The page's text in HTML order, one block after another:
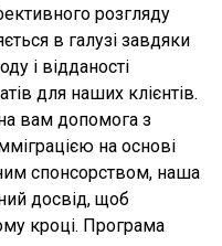
розгляду
в галузі завдяки
і відданості
для наших клієнтів.
вам допомога з
на основі
спонсорством, наша
досвід, щоб
кроці. Програма